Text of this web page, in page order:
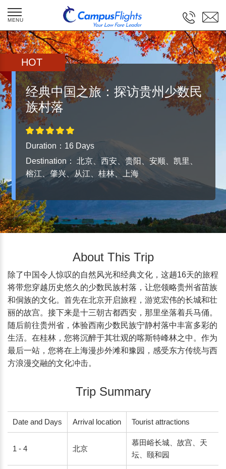
Website is under construction! We are
coming soon! Call us (250)8843389 for
booking flights and tours.
HOT
经典中国之旅：探访贵州少数民
族村落
Duration：16 Days
Destination：
北京、西安、贵阳、安顺、凯里、
榕江、肇兴、从江、桂林、上海
About This Trip
除了中国令人惊叹的自然风光和经典文化，这趟16天的旅程
将带您穿越历史悠久的少数民族村落，让您领略贵州省苗族
和侗族的文化。首先在北京开启旅程，游览宏伟的长城和壮
丽的故宫。接下来是十三朝古都西安，那里坐落着兵马俑。
随后前往贵州省，体验西南少数民族宁静村落中丰富多彩的
生活。在桂林，您将沉醉于其壮观的喀斯特峰林之中。作为
最后一站，您将在上海漫步外滩和豫园，感受东方传统与西
方浪漫交融的文化冲击。
Trip Summary
Date and Days Arrival location Tourist attractions
1 - 4 北京
慕田峪长城、故宫、天
坛、颐和园